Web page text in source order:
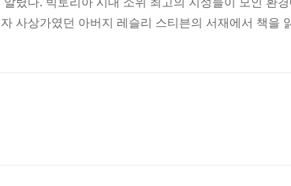
사상가였던 아버지 레슬리 스티븐의 서재에서 책을